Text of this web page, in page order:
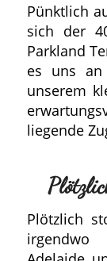
Pünktlich
sich der
Parkland
es uns an
unserem
liegende
Plötzlich
irgendwo